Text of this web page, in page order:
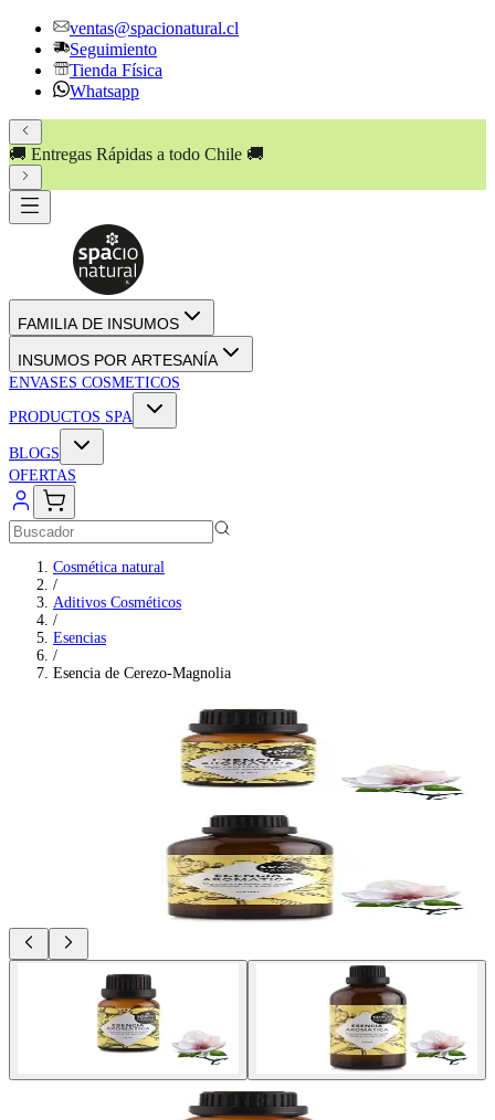
ventas@spacionatural.cl
Seguimiento
Tienda Física
Whatsapp
🚚 Entregas Rápidas a todo Chile 🚚
FAMILIA DE INSUMOS
INSUMOS POR ARTESANÍA
ENVASES COSMETICOS
PRODUCTOS SPA
BLOGS
OFERTAS
Cosmética natural
/
Aditivos Cosméticos
/
Esencias
/
Esencia de Cerezo-Magnolia